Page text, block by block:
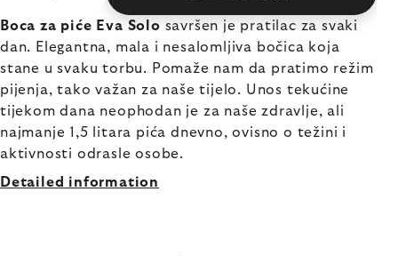
Boca za piće Eva Solo savršen je pratilac za svaki
dan. Elegantna, mala i nesalomljiva bočica koja
stane u svaku torbu. Pomaže nam da pratimo režim
pijenja, tako važan za naše tijelo. Unos tekućine
tijekom dana neophodan je za naše zdravlje, ali
najmanje 1,5 litara pića dnevno, ovisno o težini i
aktivnosti odrasle osobe.
Detailed information